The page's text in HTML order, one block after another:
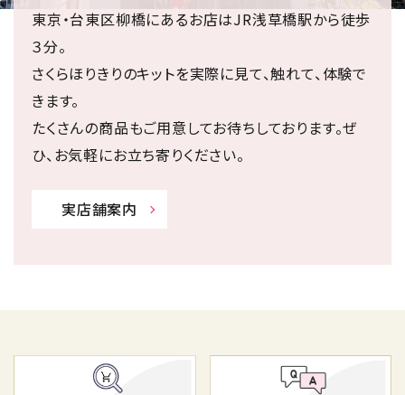
東京・台東区柳橋にあるお店はJR浅草橋駅から徒歩
３分。
さくらほりきりのキットを実際に見て、触れて、体験で
きます。
たくさんの商品もご用意してお待ちしております。ぜ
ひ、お気軽にお立ち寄りください。
実店舗案内